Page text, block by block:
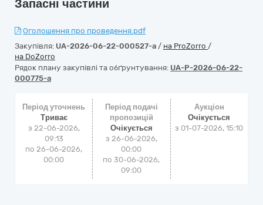
Запасні частини
Оголошення про проведення.pdf
Закупівля: UA-2026-06-22-000527-a / на ProZorro /
на DoZorro
Рядок плану закупівлі та обґрунтування: UA-P-2026-06-22-
000775-a
Період уточнень
Триває
з 22-06-2026,
09:13
по 26-06-2026,
00:00
Період подачі
пропозицій
Очікується
з 26-06-2026,
00:00
по 30-06-2026,
09:00
Аукціон
Очікується
з 01-07-2026, 15:10